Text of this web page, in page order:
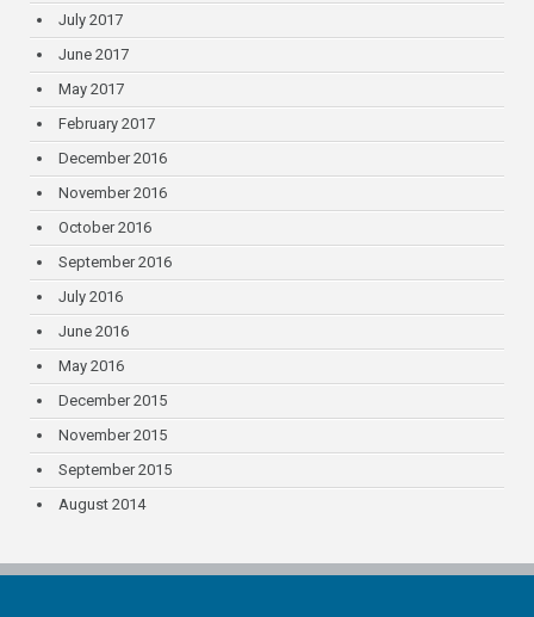
July 2017
June 2017
May 2017
February 2017
December 2016
November 2016
October 2016
September 2016
July 2016
June 2016
May 2016
December 2015
November 2015
September 2015
August 2014